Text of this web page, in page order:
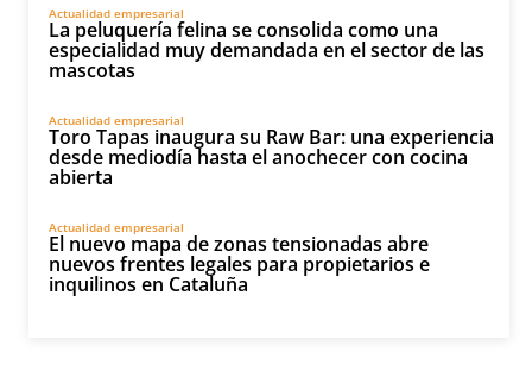
Actualidad empresarial
La peluquería felina se consolida como una
especialidad muy demandada en el sector de las
mascotas
Actualidad empresarial
Toro Tapas inaugura su Raw Bar: una experiencia
desde mediodía hasta el anochecer con cocina
abierta
Actualidad empresarial
El nuevo mapa de zonas tensionadas abre
nuevos frentes legales para propietarios e
inquilinos en Cataluña